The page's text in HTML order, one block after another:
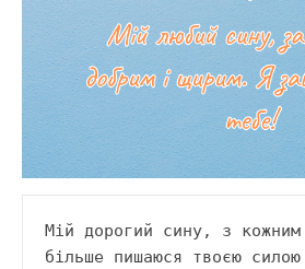
Мій дорогий сину, з
більше пишаюся твоєю